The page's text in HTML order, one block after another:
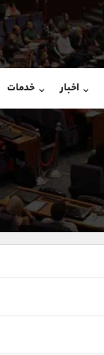
اخبار خدمات
داخلی